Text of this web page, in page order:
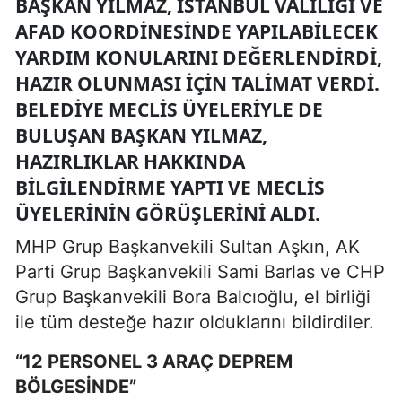
BAŞKAN YILMAZ, İSTANBUL VALILIĞI VE
AFAD KOORDINESINDE YAPILABILECEK
YARDIM KONULARINI DEĞERLENDIRDI,
HAZIR OLUNMASI IÇIN TALIMAT VERDI.
BELEDIYE MECLIS ÜYELERIYLE DE
BULUŞAN BAŞKAN YILMAZ,
HAZIRLIKLAR HAKKINDA
BILGILENDIRME YAPTI VE MECLIS
ÜYELERININ GÖRÜŞLERINI ALDI.
MHP Grup Başkanvekili Sultan Aşkın, AK
Parti Grup Başkanvekili Sami Barlas ve CHP
Grup Başkanvekili Bora Balcıoğlu, el birliği
ile tüm desteğe hazır olduklarını bildirdiler.
“12 PERSONEL 3 ARAÇ DEPREM
BÖLGESİNDE”